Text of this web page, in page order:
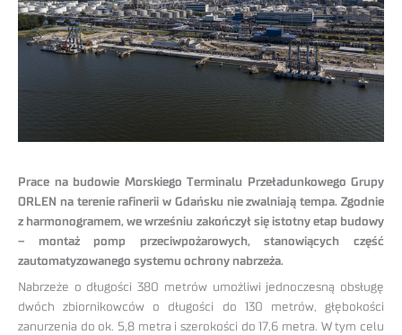
Prace na budowie Morskiego Terminalu Przeładunkowego Grupy
ORLEN na terenie rafinerii w Gdańsku nie zwalniają tempa. Zgodnie
z harmonogramem, we wrześniu zakończył się istotny etap budowy
– montaż pomp przeciwpożarowych, stanowiących część
zautomatyzowanego systemu ochrony nabrzeża.
Nabrzeże o długości 380 metrów umożliwi jednoczesną obsługę
dwóch zbiornikowców o długości do 130 metrów, głębokości
zanurzenia do ok. 5,8 metra i szerokości do 17,6 metra. W tym celu